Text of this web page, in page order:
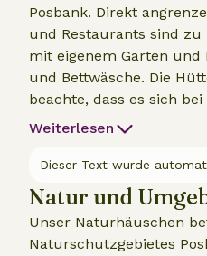
Posbank. Direkt
und Restaurants sind
mit eigenem Garten und
und Bettwäsche. Die
beachte, dass es sich
Hütte/Yoga-Scheune mit
Weiterlesen
Dieser Text wurde
Natur und
Unser Naturhäuschen
Naturschutzgebietes